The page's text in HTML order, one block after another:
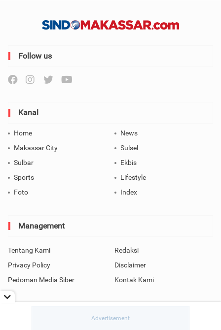
Follow us
Kanal
Home
News
Makassar City
Sulsel
Sulbar
Ekbis
Sports
Lifestyle
Foto
Index
Management
Tentang Kami
Redaksi
Privacy Policy
Disclaimer
Pedoman Media Siber
Kontak Kami
Copyright © 2026 SindoMakassar All Rights Reserved.